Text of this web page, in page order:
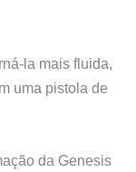
la mais fluida,
uma pistola de
da Genesis